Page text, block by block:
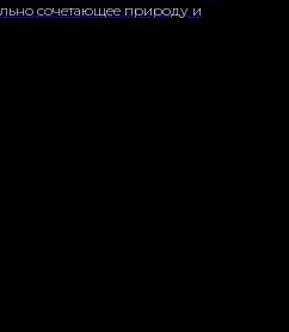
сочетающее природу и